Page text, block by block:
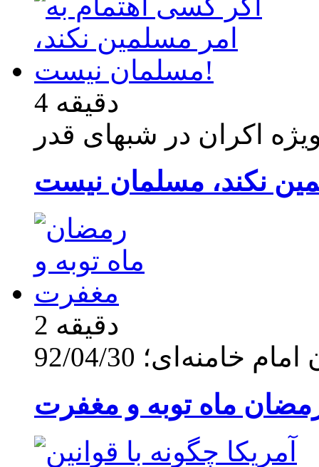
4 دقیقه
اکران در شبهای قدر
2 دقیقه
92/04/30
ماه توبه و مغفرت